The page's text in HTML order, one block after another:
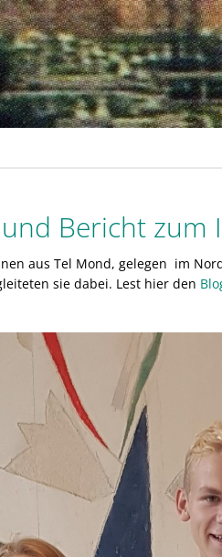
Bericht zum
aus Tel Mond, gelegen im
sie dabei. Lest hier den